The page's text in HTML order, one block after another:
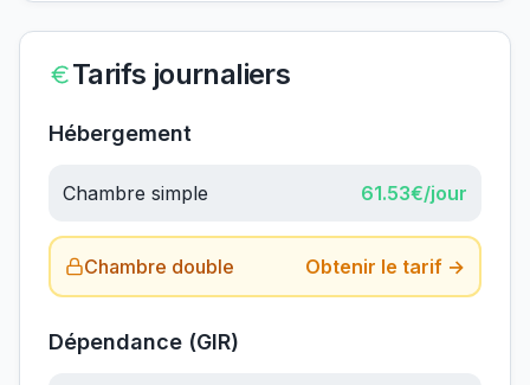
Tarifs journaliers
Hébergement
Chambre simple 61.53€/jour
Chambre double Obtenir le tarif →
Dépendance (GIR)